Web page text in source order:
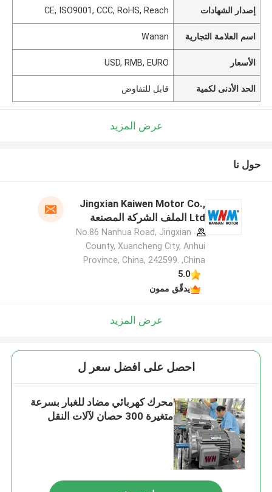
إصدار الشهادات CE, ISO9001, CCC, RoHS, Reach
اسم العلامة التجارية Wanan
الأسعار USD, RMB, EURO
الحد الأدنى لكمية قابل للتفاوض
عرض المزيد
حول نا
Jingxian Kaiwen Motor Co.,
Ltd الملف الشركة المصنعة
No.86 Nanhua Road, Jingxian
County, Xuancheng City, Anhui
Province, China, 242599. ,China
5.0
يدقّق ممون
عرض المزيد
احصل على افضل سعر ل
محرك كهربائي مضاد للغبار بسرعة
متغيرة 300 حصان لآلات النقل